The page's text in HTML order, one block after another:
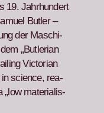
19. Jahrhun­dert
But­ler –
der Maschi­
„But­ler­ian
Vic­to­ri­an
sci­ence, rea­
„low mate­ri­al­is­